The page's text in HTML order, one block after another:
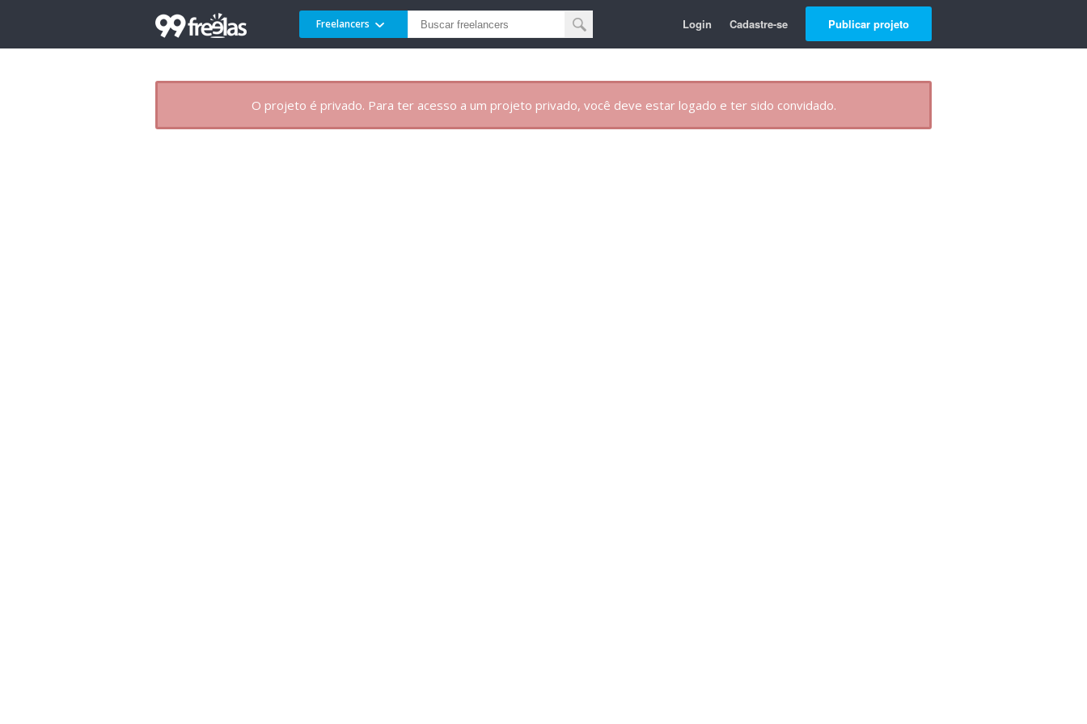
Freelancers Login Cadastre-se Publicar projeto
O projeto é privado. Para ter acesso a um projeto privado, você deve estar logado e ter sido convidado.